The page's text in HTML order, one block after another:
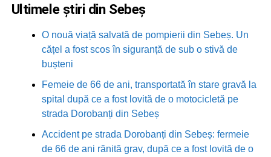
Ultimele știri din Sebeș
O nouă viață salvată de pompierii din Sebeș. Un
cățel a fost scos în siguranță de sub o stivă de
bușteni
Femeie de 66 de ani, transportată în stare gravă la
spital după ce a fost lovită de o motocicletă pe
strada Dorobanți din Sebeș
Accident pe strada Dorobanți din Sebeș: fermeie
de 66 de ani rănită grav, după ce a fost lovită de o